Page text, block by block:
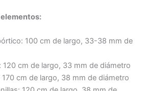
100 cm de largo, 33-38 mm de
120 cm de largo, 33 mm de diámetro
170 cm de largo, 38 mm de diámetro